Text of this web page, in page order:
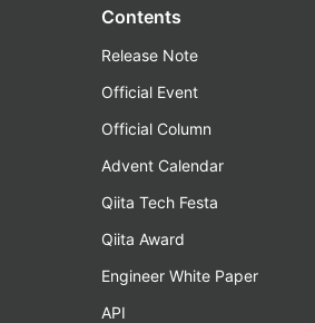
Contents
Release Note
Official Event
Official Column
Advent Calendar
Qiita Tech Festa
Qiita Award
Engineer White Paper
API